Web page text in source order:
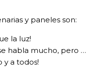
y paneles son:
la luz!
habla mucho, pero …
y a todos!